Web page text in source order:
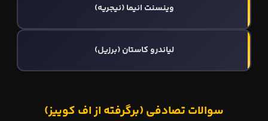
وینسنت انیما (نیجریه)
لياندرو كاستان (برزیل)
سوالات تصادفی (برگرفته از اف کوییز)